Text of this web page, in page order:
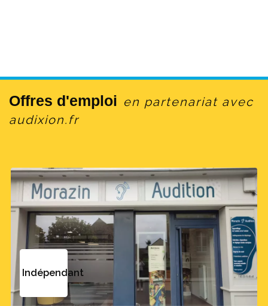
Offres d'emploi en partenariat avec
audixion.fr
Indépendant